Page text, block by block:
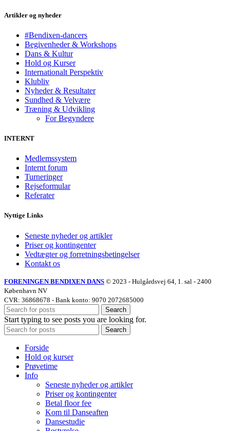
Artikler og nyheder
#Bendixen-dancers
Begivenheder & Workshops
Dans & Kultur
Hold og Kurser
Internationalt Perspektiv
Klubliv
Nyheder & Resultater
Sundhed & Velvære
Træning & Udvikling
For Begyndere
INTERNT
Medlemssystem
Internt forum
Turneringer
Rejseformular
Referater
Nyttige Links
Seneste nyheder og artikler
Priser og kontingenter
Vedtægter og forretningsbetingelser
Kontakt os
FORENINGEN BENDIXEN DANS © 2023 - Hulgårdsvej 64, 1. sal - 2400
København NV
CVR: 36868678 - Bank konto: 9070 2072685000
Search
Start typing to see posts you are looking for.
Search
Forside
Hold og kurser
Prøvetime
Info
Seneste nyheder og artikler
Priser og kontingenter
Betal floor fee
Kom til Danseaften
Dansestudie